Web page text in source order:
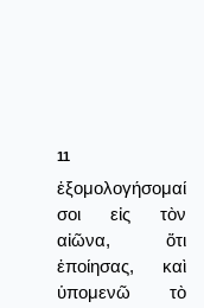
11
ἐξομολογήσομαί
σοι εἰς τὸν
αἰῶνα, ὅτι
ἐποίησας, καὶ
ὑπομενῶ τὸ